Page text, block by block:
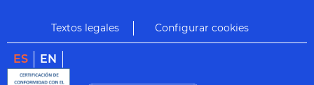
Textos legales Configurar cookies
ES EN